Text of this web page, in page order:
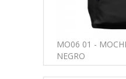
MO06 01 -
NEGRO